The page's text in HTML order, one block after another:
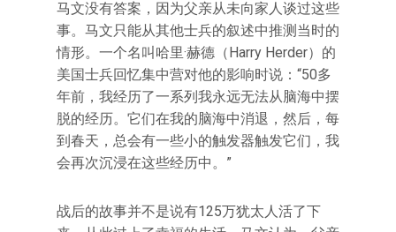
马文没有答案，因为父亲从未向家人谈过这些
事。马文只能从其他士兵的叙述中推测当时的
情形。一个名叫哈里·赫德（Harry Herder）的
美国士兵回忆集中营对他的影响时说：“50多
年前，我经历了一系列我永远无法从脑海中摆
脱的经历。它们在我的脑海中消退，然后，每
到春天，总会有一些小的触发器触发它们，我
会再次沉浸在这些经历中。”
战后的故事并不是说有125万犹太人活了下